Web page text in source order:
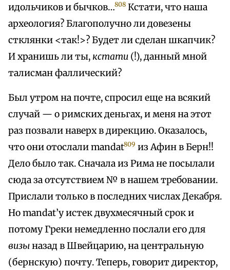
идольчиков и бычков…808 Кстати, что наша
археология? Благополучно ли довезены
стклянки <так!>? Будет ли сделан шкапчик?
И хранишь ли ты, кстати (!), данный мной
талисман фаллический?
Был утром на почте, спросил еще на всякий
случай — о римских деньгах, и меня на этот
раз позвали наверх в дирекцию. Оказалось,
что они отослали mandat809 из Афин в Берн!!
Дело было так. Сначала из Рима не посылали
сюда за отсутствием № в нашем требовании.
Прислали только в последних числах Декабря.
Но mandat’y истек двухмесячный срок и
потому Греки немедленно послали его для
визыназад в Швейцарию, на центральную
(бернскую) почту. Теперь, говорит директор,